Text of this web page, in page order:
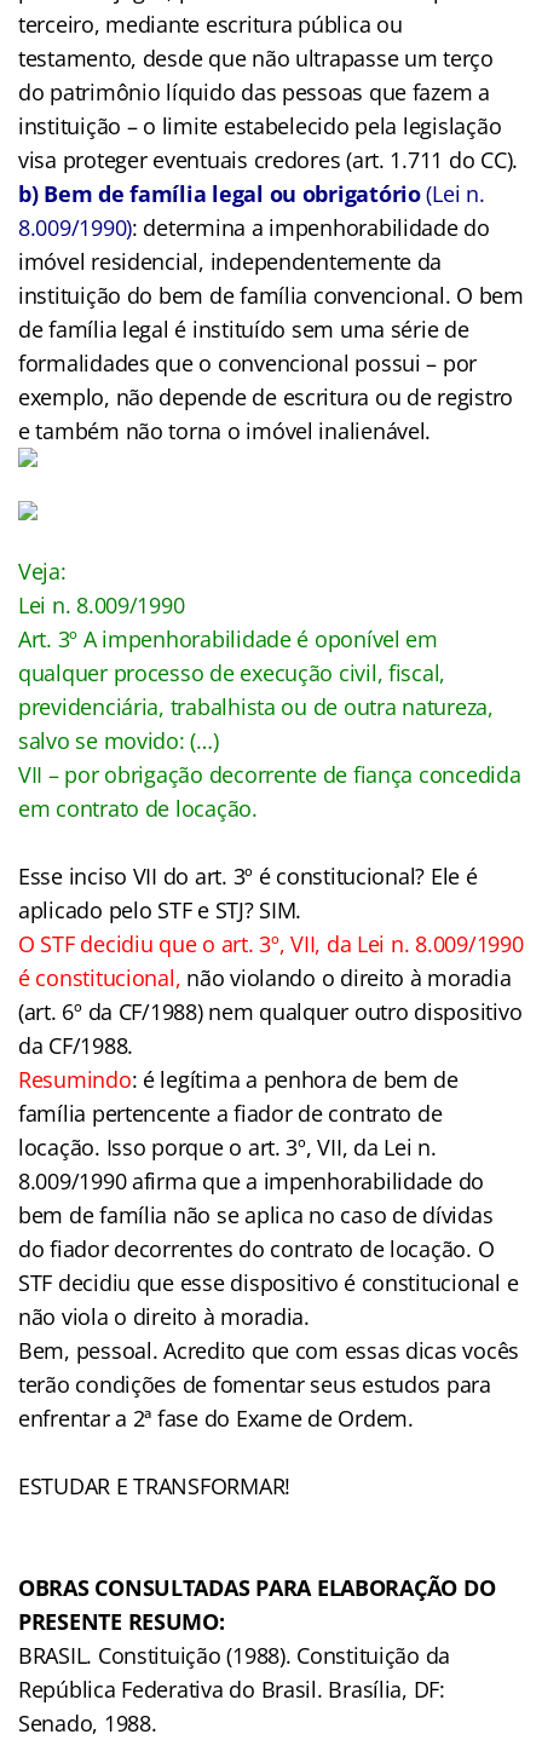
terceiro, mediante escritura pública ou
testamento, desde que não ultrapasse um terço
do patrimônio líquido das pessoas que fazem a
instituição – o limite estabelecido pela legislação
visa proteger eventuais credores (art. 1.711 do CC).
b) Bem de família legal ou obrigatório(Lei n.
8.009/1990): determina a impenhorabilidade do
imóvel residencial, independentemente da
instituição do bem de família convencional. O bem
de família legal é instituído sem uma série de
formalidades que o convencional possui – por
exemplo, não depende de escritura ou de registro
e também não torna o imóvel inalienável.
Veja:
Lei n. 8.009/1990
Art. 3º A impenhorabilidade é oponível em
qualquer processo de execução civil, fiscal,
previdenciária, trabalhista ou de outra natureza,
salvo se movido: (…)
VII – por obrigação decorrente de fiança concedida
em contrato de locação.
Esse inciso VII do art. 3º é constitucional? Ele é
aplicado pelo STF e STJ? SIM.
O STF decidiu que o art. 3º, VII, da Lei n. 8.009/1990
é constitucional, não violando o direito à moradia
(art. 6º da CF/1988) nem qualquer outro dispositivo
da CF/1988.
Resumindo: é legítima a penhora de bem de
família pertencente a fiador de contrato de
locação. Isso porque o art. 3º, VII, da Lei n.
8.009/1990 afirma que a impenhorabilidade do
bem de família não se aplica no caso de dívidas
do fiador decorrentes do contrato de locação. O
STF decidiu que esse dispositivo é constitucional e
não viola o direito à moradia.
Bem, pessoal. Acredito que com essas dicas vocês
terão condições de fomentar seus estudos para
enfrentar a 2ª fase do Exame de Ordem.
ESTUDAR E TRANSFORMAR!
OBRAS CONSULTADAS PARA ELABORAÇÃO DO
PRESENTE RESUMO:
BRASIL. Constituição (1988). Constituição da
República Federativa do Brasil. Brasília, DF:
Senado, 1988.